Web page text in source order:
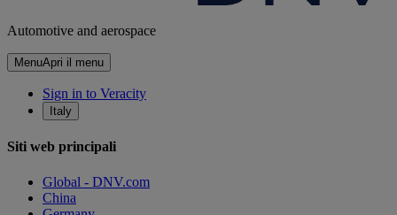
Automotive and aerospace
MenuApri il menu
Sign in to Veracity
Italy
Siti web principali
Global - DNV.com
China